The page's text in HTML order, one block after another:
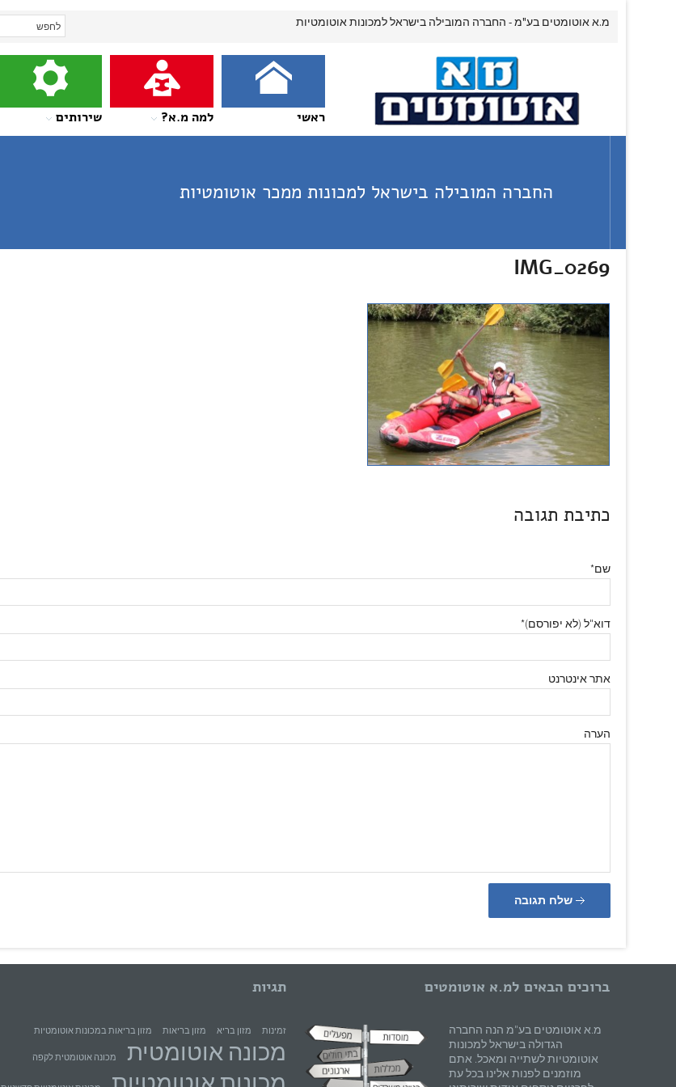
מ.א אוטומטים בע"מ - החברה המובילה בישראל למכונות אוטומטיות
ראשי למה מ.א? שירותים
החברה המובילה בישראל למכונות ממכר אוטומטיות
IMG_0269
כתיבת תגובה
שם*
דוא"ל (לא יפורסם)*
אתר אינטרנט
הערה
תגיות
זמינות מזון בריא מזון בריאות מזון בריאות במכונות אוטומטיות
מכונה אוטומטית מכונה אוטומטית לקפה
ברוכים הבאים למ.א אוטומטים
מ.א אוטומטים בע"מ הנה החברה
הגדולה בישראל למכונות
אוטומטיות לשתייה ומאכל. אתם
מוזמנים לפנות אלינו בכל עת